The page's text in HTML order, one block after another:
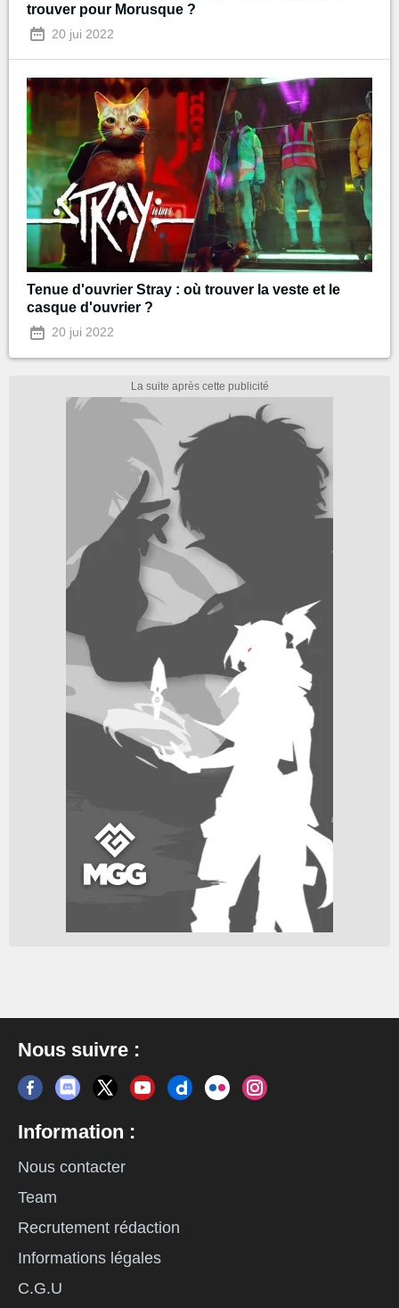
trouver pour Morusque ?
20 jui 2022
Tenue d'ouvrier Stray : où trouver la veste et le
casque d'ouvrier ?
20 jui 2022
Nous suivre :
Information :
Nous contacter
Team
Recrutement rédaction
Informations légales
C.G.U